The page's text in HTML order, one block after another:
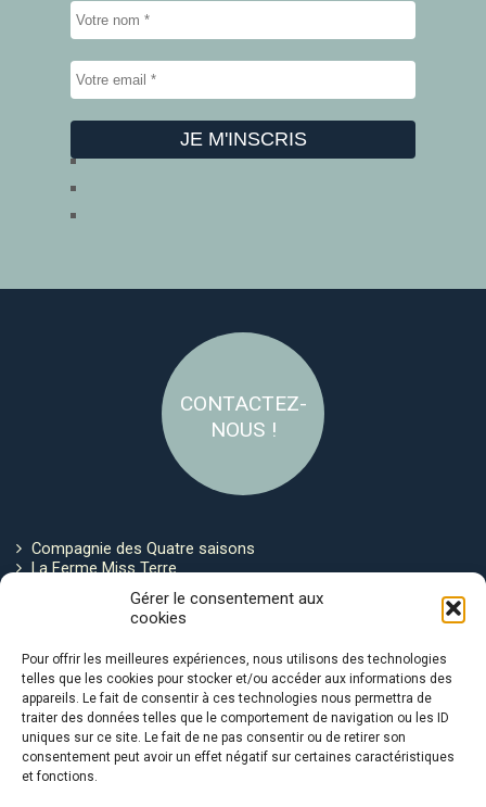
Gérer le consentement aux
cookies
Pour offrir les meilleures expériences, nous utilisons des technologies
telles que les cookies pour stocker et/ou accéder aux informations des
appareils. Le fait de consentir à ces technologies nous permettra de
traiter des données telles que le comportement de navigation ou les ID
uniques sur ce site. Le fait de ne pas consentir ou de retirer son
consentement peut avoir un effet négatif sur certaines caractéristiques
et fonctions.
CONTACTEZ-
NOUS !
Compagnie des Quatre saisons
La Ferme Miss Terre
Politique de cookies